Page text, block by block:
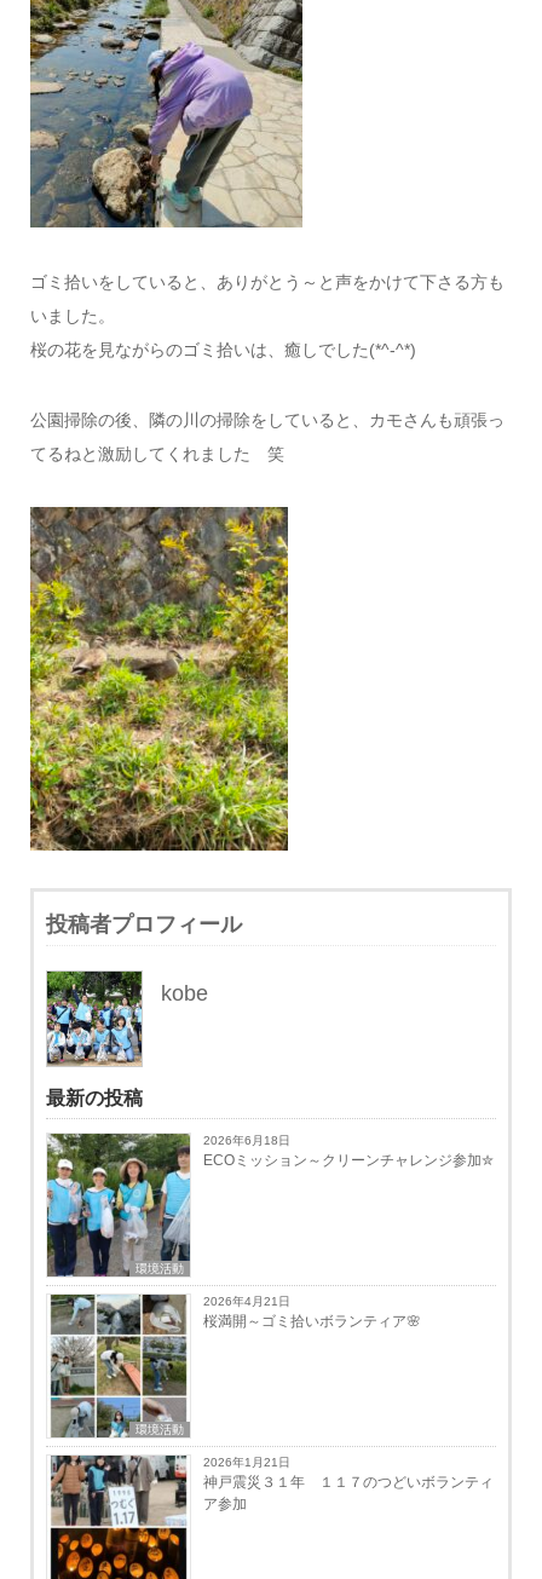
ゴミ拾いをしていると、ありがとう～と声をかけて下さる方も
いました。
桜の花を見ながらのゴミ拾いは、癒しでした(*^-^*)
公園掃除の後、隣の川の掃除をしていると、カモさんも頑張っ
てるねと激励してくれました 笑
投稿者プロフィール
kobe
最新の投稿
環境活動
2026年6月18日
ECOミッション～クリーンチャレンジ参加✮
環境活動
2026年4月21日
桜満開～ゴミ拾いボランティア🌸
2026年1月21日
神戸震災３１年 １１７のつどいボランティ
ア参加